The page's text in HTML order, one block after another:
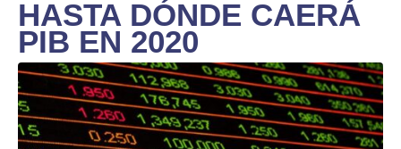
HASTA DÓNDE CAERÁ
PIB EN 2020